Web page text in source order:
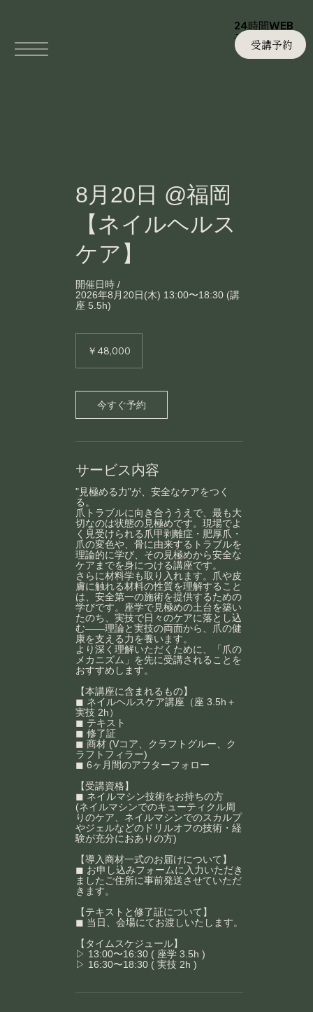
24時間WEB
予約受講予約
8月20日 @福岡
【ネイルヘルス
ケア】
開催日時 /
2026年8月20日(木) 13:00〜18:30 (講
座 5.5h)
￥48,000
今すぐ予約
サービス内容
"見極める力"が、安全なケアをつく
る。
爪トラブルに向き合ううえで、最も大
切なのは状態の見極めです。現場でよ
く見受けられる爪甲剥離症・肥厚爪・
爪の変色や、骨に由来するトラブルを
理論的に学び、その見極めから安全な
ケアまでを身につける講座です。
さらに材料学も取り入れます。爪や皮
膚に触れる材料の性質を理解すること
は、安全第一の施術を提供するための
学びです。座学で見極めの土台を築い
たのち、実技で日々のケアに落とし込
む——理論と実技の両面から、爪の健
康を支える力を養います。
より深く理解いただくために、「爪の
メカニズム」を先に受講されることを
おすすめします。
【本講座に含まれるもの】
◼︎ ネイルヘルスケア講座（座 3.5h＋
実技 2h）
◼︎ テキスト
◼︎ 修了証
◼︎ 商材 (Vコア、クラフトグルー、ク
ラフトフィラー)
◼︎ 6ヶ月間のアフターフォロー
【受講資格】
◼︎ ネイルマシン技術をお持ちの方
(ネイルマシンでのキューティクル周
りのケア、ネイルマシンでのスカルプ
やジェルなどのドリルオフの技術・経
験が充分におありの方)
【導入商材一式のお届けについて】
◼︎ お申し込みフォームに入力いただき
ましたご住所に事前発送させていただ
きます。
【テキストと修了証について】
◼︎ 当日、会場にてお渡しいたします。
【タイムスケジュール】
▷ 13:00〜16:30 ( 座学 3.5h )
▷ 16:30〜18:30 ( 実技 2h )